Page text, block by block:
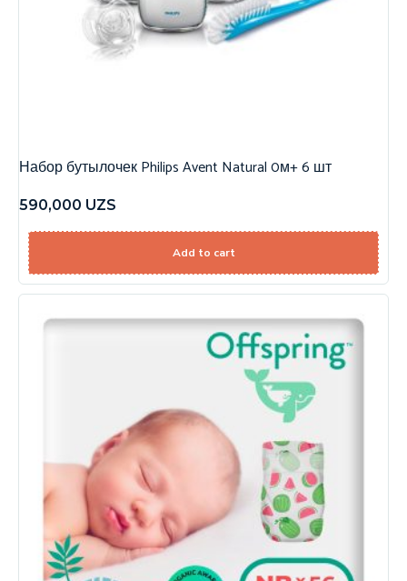
Набор бутылочек Philips Avent Natural 0м+ 6 шт
590,000 UZS
Add to cart